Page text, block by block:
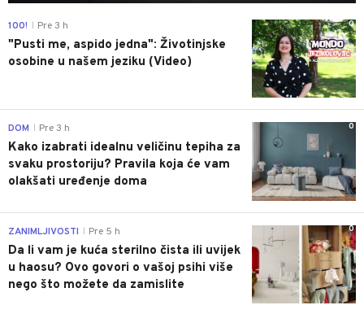
0
100! Pre 3 h
"Pusti me, aspido jedna": Životinjske
osobine u našem jeziku (Video)
0
DOM Pre 3 h
Kako izabrati idealnu veličinu tepiha za
svaku prostoriju? Pravila koja će vam
olakšati uređenje doma
0
ZANIMLJIVOSTI Pre 5 h
Da li vam je kuća sterilno čista ili uvijek
u haosu? Ovo govori o vašoj psihi više
nego što možete da zamislite